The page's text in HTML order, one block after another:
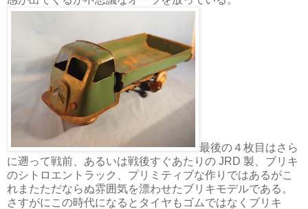
最後の４枚目はさら
に遡って戦前、あるいは戦後すぐあたりの JRD 製、ブリキ
のシトロエントラック、プリミティブな作りではあるがこ
れまたただならぬ雰囲気を漂わせたブリキモデルである。
さすがにこの時代になるとタイヤもゴムではなくブリキ